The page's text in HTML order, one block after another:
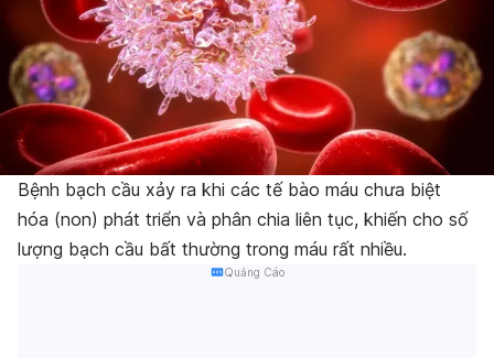
Bệnh bạch cầu xảy ra khi các tế bào máu chưa biệt
hóa (non) phát triển và phân chia liên tục, khiến cho số
lượng bạch cầu bất thường trong máu rất nhiều.
Quảng Cáo